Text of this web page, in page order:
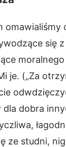
omawialiśmy
się
je. („Za
dla dobra
ze studni,